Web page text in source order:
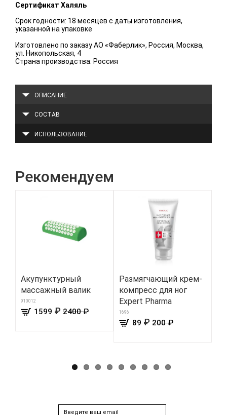
Сертификат Халяль
Срок годности: 18 месяцев с даты изготовления,
указанной на упаковке
Изготовлено по заказу АО «Фаберлик», Россия, Москва,
ул. Никопольская, 4
Страна производства: Россия
ОПИСАНИЕ
СОСТАВ
ИСПОЛЬЗОВАНИЕ
Рекомендуем
Акупунктурный
массажный валик
910012
1599 ₽ 2400 ₽
Размягчающий крем-
компресс для ног
Expert Pharma
1696
89 ₽ 200 ₽